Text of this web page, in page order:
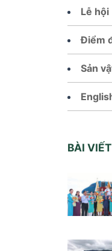
Lễ hội
Điểm
Sản
BÀI